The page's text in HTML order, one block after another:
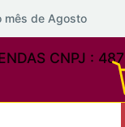
mês de Agosto